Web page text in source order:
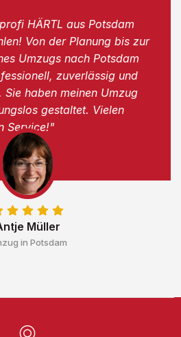
Müller
in Potsdam
HÄRTL aus Potsdam
Von der Planung bis zur
Umzugs nach Potsdam
zuverlässig und
haben meinen Umzug
gestaltet. Vielen
Service!"